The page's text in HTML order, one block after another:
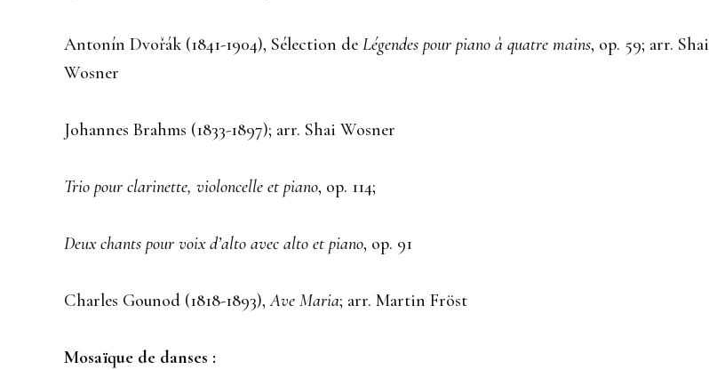
Antonín Dvořák (1841-1904), Sélection de Légendes pour piano à quatre mains, op. 59; arr. Shai
Wosner
Johannes Brahms (1833-1897); arr. Shai Wosner
Trio pour clarinette, violoncelle et piano, op. 114;
Deux chants pour voix d’alto avec alto et piano, op. 91
Charles Gounod (1818-1893),Ave Maria; arr. Martin Fröst
Mosaïque de danses :